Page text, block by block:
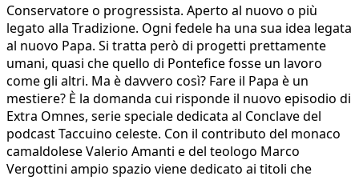
Conservatore o progressista. Aperto al nuovo o più
legato alla Tradizione. Ogni fedele ha una sua idea legata
al nuovo Papa. Si tratta però di progetti prettamente
umani, quasi che quello di Pontefice fosse un lavoro
come gli altri. Ma è davvero così? Fare il Papa è un
mestiere? È la domanda cui risponde il nuovo episodio di
Extra Omnes, serie speciale dedicata al Conclave del
podcast Taccuino celeste. Con il contributo del monaco
camaldolese Valerio Amanti e del teologo Marco
Vergottini ampio spazio viene dedicato ai titoli che